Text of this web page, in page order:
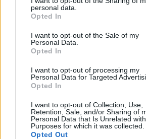
personal data.
Opted In
I want to opt-out of the Sale of my
Personal Data.
Opted In
I want to opt-out of processing my
Personal Data for Targeted
Opted In
I want to opt-out of Collection, Use,
Retention, Sale, and/or Sharing of
Personal Data that Is Unrelated
Purposes for which it was collected.
Opted Out
ΕΛΛΗΝΙΚΌ